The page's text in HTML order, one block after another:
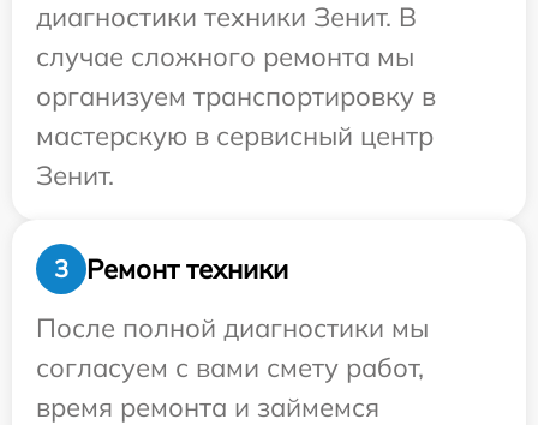
диагностики техники Зенит. В
случае сложного ремонта мы
организуем транспортировку в
мастерскую в сервисный центр
Зенит.
3
Ремонт техники
После полной диагностики мы
согласуем с вами смету работ,
время ремонта и займемся